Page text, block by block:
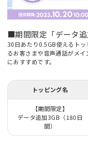
■期間限定「データ
30日あたり0.5GB使えるト
るお客さまや音声通話がメ
におすすめです。
トッピング名
【期間限定】
データ追加3GB（180日
間）